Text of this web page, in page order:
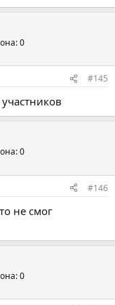
0
#145
0
#146
не смог
0